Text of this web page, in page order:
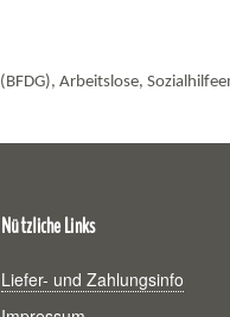
Arbeitslose,
Nützliche Links
Liefer- und Zahlungsinfo